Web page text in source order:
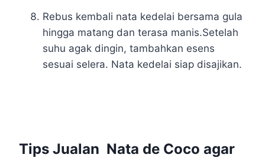
Rebus kembali nata kedelai bersama gula
hingga matang dan terasa manis.Setelah
suhu agak dingin, tambahkan esens
sesuai selera. Nata kedelai siap disajikan.
Tips Jualan Nata de Coco agar